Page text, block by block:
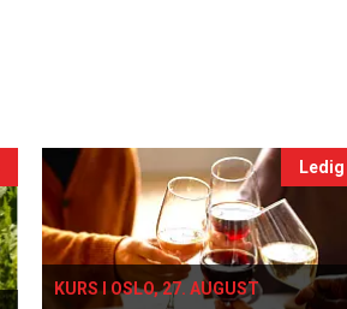
KURS I OSLO, 27. AUGUST